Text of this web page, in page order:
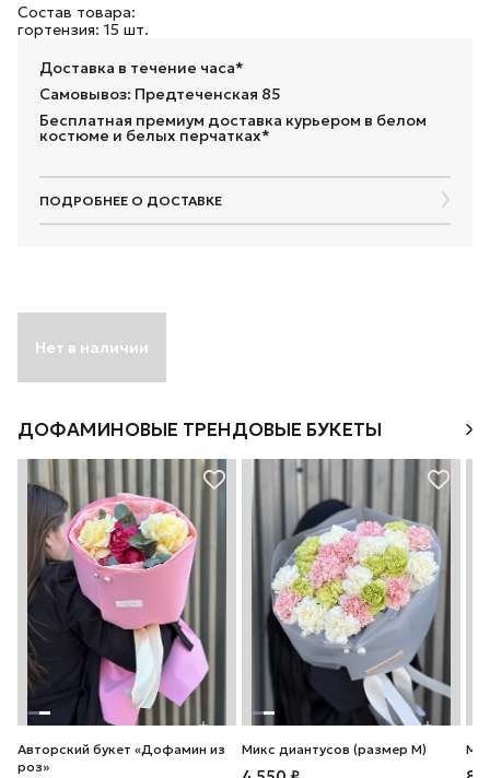
Состав товара:
гортензия: 15 шт.
Доставка в течение часа*
Самовывоз: Предтеченская 85
Бесплатная премиум доставка курьером в белом
костюме и белых перчатках*
ПОДРОБНЕЕ О ДОСТАВКЕ
Нет в наличии
ДОФАМИНОВЫЕ ТРЕНДОВЫЕ БУКЕТЫ
Авторский букет «Дофамин из
роз»
Микс диантусов (размер М)